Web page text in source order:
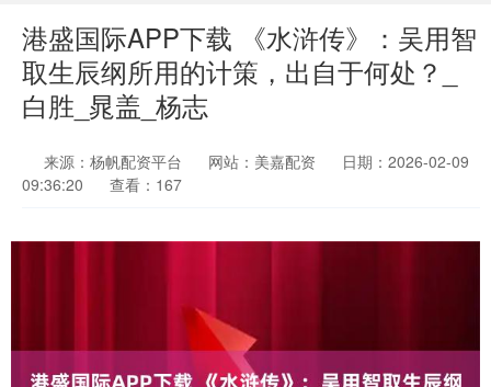
港盛国际APP下载 《水浒传》：吴用智
取生辰纲所用的计策，出自于何处？_
白胜_晁盖_杨志
来源：杨帆配资平台 网站：美嘉配资
日期：2026-02-09
09:36:20
查看：167